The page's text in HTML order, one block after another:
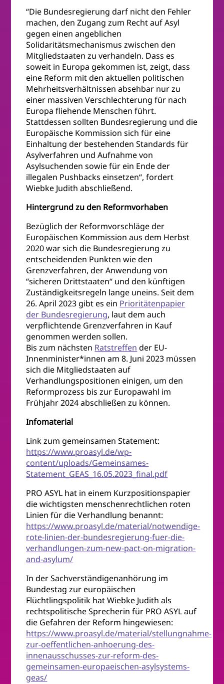
“Die Bundesregierung darf nicht den Fehler
machen, den Zugang zum Recht auf Asyl
gegen einen angeblichen
Solidaritätsmechanismus zwischen den
Mitgliedstaaten zu verhandeln. Dass es
soweit in Europa gekommen ist, zeigt, dass
eine Reform mit den aktuellen politischen
Mehrheitsverhältnissen absehbar nur zu
einer massiven Verschlechterung für nach
Europa fliehende Menschen führt.
Stattdessen sollten Bundesregierung und die
Europäische Kommission sich für eine
Einhaltung der bestehenden Standards für
Asylverfahren und Aufnahme von
Asylsuchenden sowie für ein Ende der
illegalen Pushbacks einsetzen“, fordert
Wiebke Judith abschließend.
Hintergrund zu den Reformvorhaben
Bezüglich der Reformvorschläge der
Europäischen Kommission aus dem Herbst
2020 war sich die Bundesregierung zu
entscheidenden Punkten wie den
Grenzverfahren, der Anwendung von
“sicheren Drittstaaten“ und den künftigen
Zuständigkeitsregeln lange uneins. Seit dem
26. April 2023 gibt es ein Prioritätenpapier
der Bundesregierung, laut dem auch
verpflichtende Grenzverfahren in Kauf
genommen werden sollen.
Bis zum nächsten Ratstreffen der EU-
Innenminister*innen am 8. Juni 2023 müssen
sich die Mitgliedstaaten auf
Verhandlungspositionen einigen, um den
Reformprozess bis zur Europawahl im
Frühjahr 2024 abschließen zu können.
Infomaterial
Link zum gemeinsamen Statement:
https://www.proasyl.de/wp-
content/uploads/Gemeinsames-
Statement_GEAS_16.05.2023_final.pdf
PRO ASYL hat in einem Kurzpositionspapier
die wichtigsten menschenrechtlichen roten
Linien für die Verhandlung benannt:
https://www.proasyl.de/material/notwendige-
rote-linien-der-bundesregierung-fuer-die-
verhandlungen-zum-new-pact-on-migration-
and-asylum/
In der Sachverständigenanhörung im
Bundestag zur europäischen
Flüchtlingspolitik hat Wiebke Judith als
rechtspolitische Sprecherin für PRO ASYL auf
die Gefahren der Reform hingewiesen:
https://www.proasyl.de/material/stellungnahme-
zur-oeffentlichen-anhoerung-des-
innenausschusses-zur-reform-des-
gemeinsamen-europaeischen-asylsystems-
geas/